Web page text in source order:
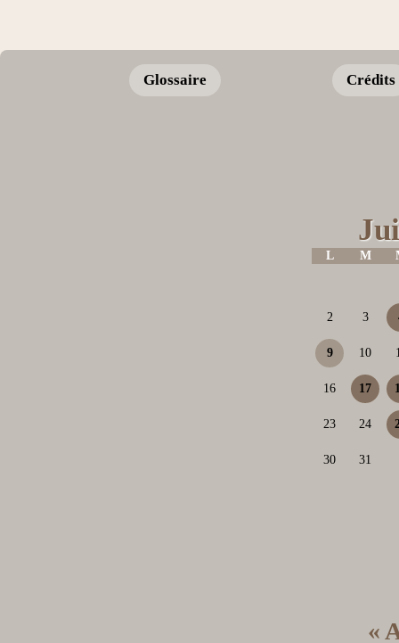
Glossaire Crédits
L M
2 3
9 10
16 17
23 24
30 31
«